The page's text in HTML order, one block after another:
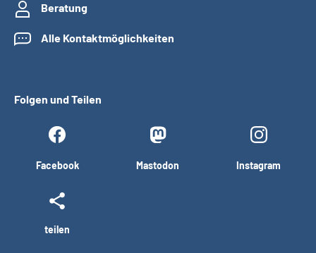
Beratung
Alle Kontaktmöglichkeiten
Folgen und Teilen
Facebook Mastodon Instagram
teilen